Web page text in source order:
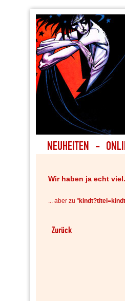
Wir haben ja echt
... aber zu "kindt?titel=kindt